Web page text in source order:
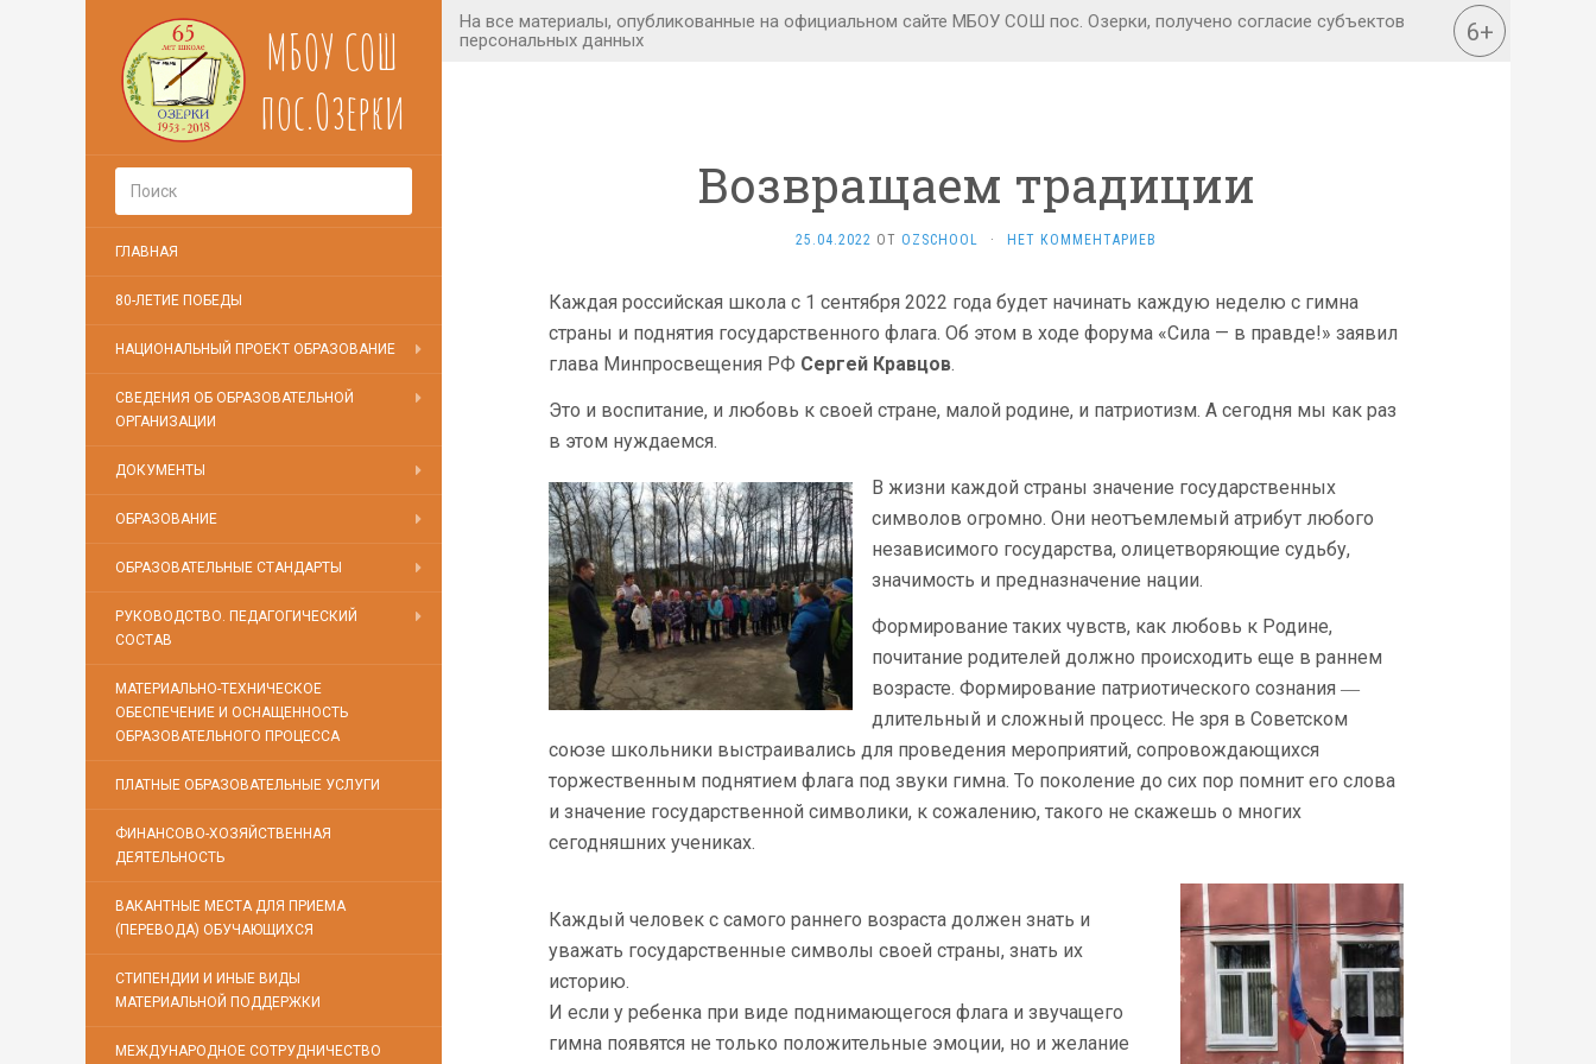
МБОУ СОШ
пос.Озерки
ГЛАВНАЯ
80-ЛЕТИЕ ПОБЕДЫ
НАЦИОНАЛЬНЫЙ ПРОЕКТ ОБРАЗОВАНИЕ
СВЕДЕНИЯ ОБ ОБРАЗОВАТЕЛЬНОЙ
ОРГАНИЗАЦИИ
ДОКУМЕНТЫ
ОБРАЗОВАНИЕ
ОБРАЗОВАТЕЛЬНЫЕ СТАНДАРТЫ
РУКОВОДСТВО. ПЕДАГОГИЧЕСКИЙ
СОСТАВ
МАТЕРИАЛЬНО-ТЕХНИЧЕСКОЕ
ОБЕСПЕЧЕНИЕ И ОСНАЩЕННОСТЬ
ОБРАЗОВАТЕЛЬНОГО ПРОЦЕССА
ПЛАТНЫЕ ОБРАЗОВАТЕЛЬНЫЕ УСЛУГИ
ФИНАНСОВО-ХОЗЯЙСТВЕННАЯ
ДЕЯТЕЛЬНОСТЬ
ВАКАНТНЫЕ МЕСТА ДЛЯ ПРИЕМА
(ПЕРЕВОДА) ОБУЧАЮЩИХСЯ
СТИПЕНДИИ И ИНЫЕ ВИДЫ
МАТЕРИАЛЬНОЙ ПОДДЕРЖКИ
МЕЖДУНАРОДНОЕ СОТРУДНИЧЕСТВО
Возвращаем традиции
25.04.2022 ОТ OZSCHOOL · НЕТ КОММЕНТАРИЕВ
Каждая российская школа с 1 сентября 2022 года будет начинать каждую неделю с гимна
страны и поднятия государственного флага. Об этом в ходе форума «Сила — в правде!» заявил
глава Минпросвещения РФ Сергей Кравцов.
Это и воспитание, и любовь к своей стране, малой родине, и патриотизм. А сегодня мы как раз
в этом нуждаемся.
В жизни каждой страны значение государственных
символов огромно. Они неотъемлемый атрибут любого
независимого государства, олицетворяющие судьбу,
значимость и предназначение нации.
Формирование таких чувств, как любовь к Родине,
почитание родителей должно происходить еще в раннем
возрасте. Формирование патриотического сознания ―
длительный и сложный процесс. Не зря в Советском
союзе школьники выстраивались для проведения мероприятий, сопровождающихся
торжественным поднятием флага под звуки гимна. То поколение до сих пор помнит его слова
и значение государственной символики, к сожалению, такого не скажешь о многих
сегодняшних учениках.
Каждый человек с самого раннего возраста должен знать и
уважать государственные символы своей страны, знать их
историю.
И если у ребенка при виде поднимающегося флага и звучащего
гимна появятся не только положительные эмоции, но и желание